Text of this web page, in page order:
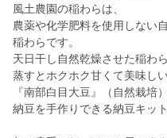
風土農園の稲わらは、
農薬や化学肥料を使用しない
稲わらです。
天日干し自然乾燥させた稲わら
蒸すとホクホク甘くて美味し
『南部白目大豆』（自然栽培
納豆を手作りできる納豆キット